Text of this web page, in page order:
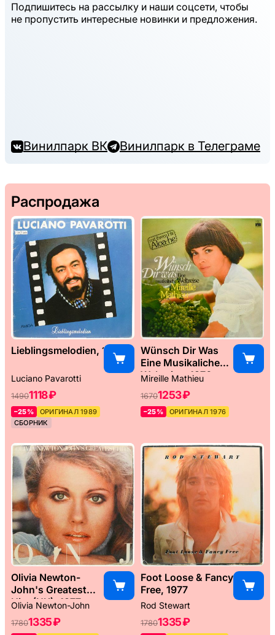
Подпишитесь на рассылку и наши соцсети, чтобы
не пропустить интересные новинки и предложения.
Винилпарк ВК Винилпарк в Телеграме
Распродажа
Lieblingsmelodien, 1989
Luciano Pavarotti
14901118 ₽
–25%
ОРИГИНАЛ 1989
СБОРНИК
Wünsch Dir Was
Eine Musikaliche
Weltreise, 1976
Mireille Mathieu
16701253 ₽
–25% ОРИГИНАЛ 1976
Olivia Newton-
John's Greatest
Hits (UK), 1977
Olivia Newton-John
17801335 ₽
Foot Loose & Fancy
Free, 1977
Rod Stewart
17801335 ₽